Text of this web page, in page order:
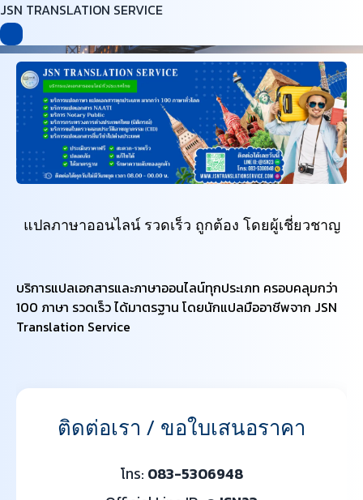
JSN TRANSLATION SERVICE
แปลภาษาออนไลน์ รวดเร็ว ถูกต้อง โดยผู้เชี่ยวชาญ
​บริการแปลเอกสารและภาษาออนไลน์ทุกประเภท ครอบคลุมกว่า
100 ภาษา รวดเร็ว ได้มาตรฐาน โดยนักแปลมืออาชีพจาก JSN
Translation Service
ติดต่อเรา / ขอใบเสนอราคา
โทร: 083-5306948